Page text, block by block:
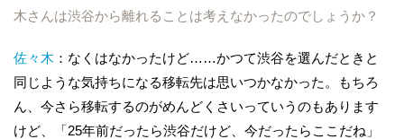
木さんは渋谷から離れることは考えなかったのでしょうか？
佐々木 ：なくはなかったけど……かつて渋谷を選んだときと
同じような気持ちになる移転先は思いつかなかった。もちろ
ん、今さら移転するのがめんどくさいっていうのもあります
けど、「25年前だったら渋谷だけど、今だったらここだね」